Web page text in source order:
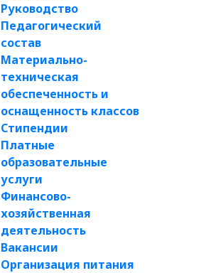
Руководство
Педагогический
состав
Материально-
техническая
обеспеченность и
оснащенность классов
Стипендии
Платные
образовательные
услуги
Финансово-
хозяйственная
деятельность
Вакансии
Организация питания